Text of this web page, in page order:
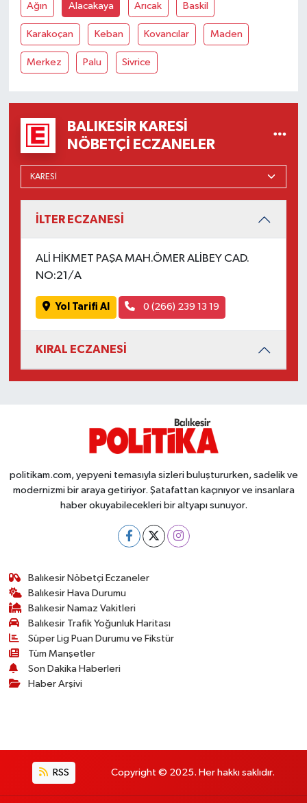
Ağın Alacakaya Arıcak Baskil
Karakoçan Keban Kovancılar Maden
Merkez Palu Sivrice
BALIKESIR KARESI
NÖBETÇI ECZANELER
İLTER ECZANESİ
ALİ HİKMET PAŞA MAH.ÖMER ALİBEY CAD.
NO:21/A
Yol Tarifi Al 0 (266) 239 13 19
KIRAL ECZANESİ
politikam.com, yepyeni temasıyla sizleri buluştururken, sadelik ve
modernizmi bir araya getiriyor. Şatafattan kaçınıyor ve insanlara
haber okuyabilecekleri bir altyapı sunuyor.
Balıkesir Nöbetçi Eczaneler
Balıkesir Hava Durumu
Balıkesir Namaz Vakitleri
Balıkesir Trafik Yoğunluk Haritası
Süper Lig Puan Durumu ve Fikstür
Tüm Manşetler
Son Dakika Haberleri
Haber Arşivi
RSS Copyright © 2025. Her hakkı saklıdır.